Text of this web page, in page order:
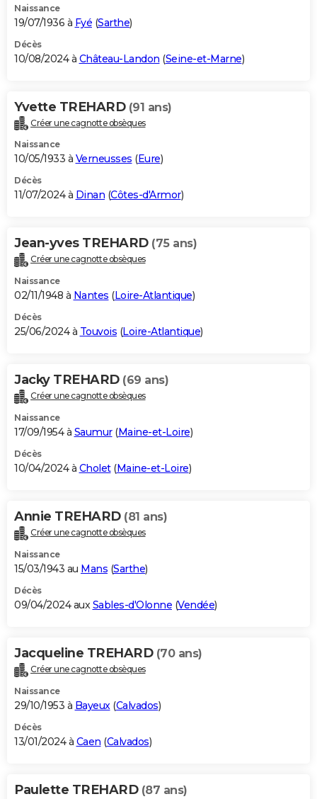
Naissance
19/07/1936 à Fyé (Sarthe)
Décès
10/08/2024 à Château-Landon (Seine-et-Marne)
Yvette TREHARD (91 ans)
Créer une cagnotte obsèques
Naissance
10/05/1933 à Verneusses (Eure)
Décès
11/07/2024 à Dinan (Côtes-d'Armor)
Jean-yves TREHARD (75 ans)
Créer une cagnotte obsèques
Naissance
02/11/1948 à Nantes (Loire-Atlantique)
Décès
25/06/2024 à Touvois (Loire-Atlantique)
Jacky TREHARD (69 ans)
Créer une cagnotte obsèques
Naissance
17/09/1954 à Saumur(Maine-et-Loire)
Décès
10/04/2024 à Cholet(Maine-et-Loire)
Annie TREHARD (81 ans)
Créer une cagnotte obsèques
Naissance
15/03/1943 au Mans (Sarthe)
Décès
09/04/2024 auxSables-d'Olonne (Vendée)
Jacqueline TREHARD (70 ans)
Créer une cagnotte obsèques
Naissance
29/10/1953 à Bayeux(Calvados)
Décès
13/01/2024 à Caen (Calvados)
Paulette TREHARD (87 ans)